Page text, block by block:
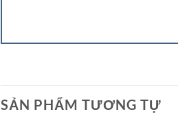
SẢN PHẨM TƯƠNG TỰ